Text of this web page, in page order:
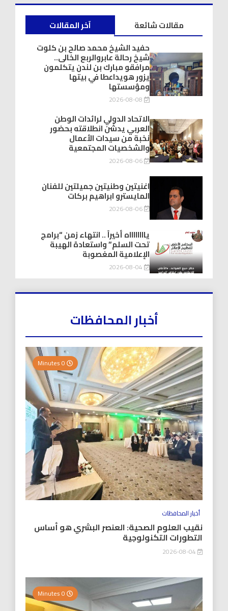
آخر المقالات
مقالات شائعة
حفيد الشيخ محمد صالح بن كلوت
شيخ رحالة عابروالربع الخالى..
مرافقو مبارك بن لندن يتكلمون
يزور هويداعطا في بيتها
ومؤسستها
2026-08-08
الاتحاد الدولي لرائدات الوطن
العربي يدشّن انطلاقته بحضور
نخبة من سيدات الأعمال
والشخصيات المجتمعية
2026-08-06
اغنيتين وطنيتين جميلتين للفنان
المايسترو ابراهيم بركات
2026-08-06
يااااااااه أخيراً .. انتهاء زمن “برامج
تحت السلم” واستعادة الهيبة
الإعلامية المغصوبة
2026-08-04
أخبار المحافظات
أخبار المحافظات
نقيب العلوم الصحية: العنصر البشري هو أساس
التطورات التكنولوجية